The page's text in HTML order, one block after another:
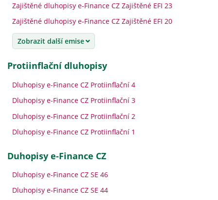
Zajištěné dluhopisy e-Finance CZ Zajištěné EFI 23
Zajištěné dluhopisy e-Finance CZ Zajištěné EFI 20
Zobrazit další emise
Protiinflační dluhopisy
Dluhopisy e-Finance CZ Protiinflační 4
Dluhopisy e-Finance CZ Protiinflační 3
Dluhopisy e-Finance CZ Protiinflační 2
Dluhopisy e-Finance CZ Protiinflační 1
Duhopisy e-Finance CZ
Dluhopisy e-Finance CZ SE 46
Dluhopisy e-Finance CZ SE 44